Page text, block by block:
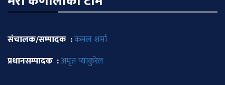
संचालक/सम्पादक :कमल शर्मा
प्रधानसम्पादक :अमृत प्याकुरेल